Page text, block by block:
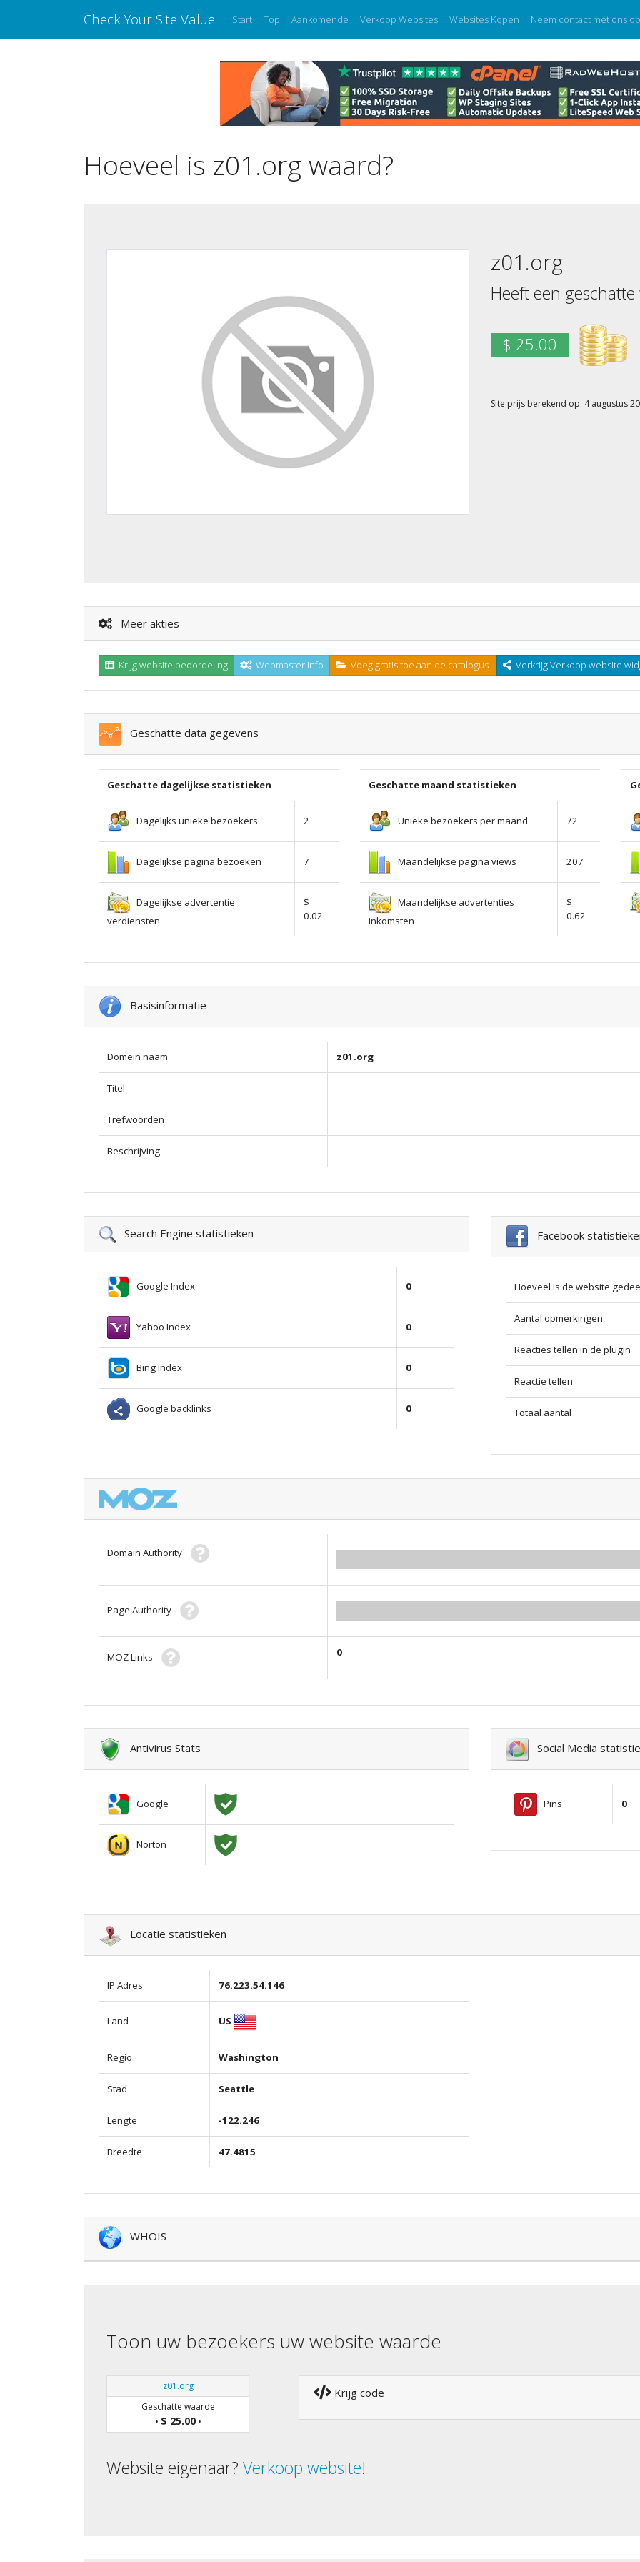
Check Your Site Value Start Top Aankomende Verkoop Websites Websites Kopen Neem contact met ons op
Hoeveel is z01.org waard?
z01.org
Heeft een
$ 25.00
Site prijs berekend op: 4 augustus
Meer akties
Krijg website beoordeling Webmaster info Voeg gratis toe aan de catalogus. Verkrijg Verkoop website
Geschatte data gegevens
Geschatte dagelijkse statistieken
Dagelijks unieke bezoekers 2
Dagelijkse pagina bezoeken 7
Dagelijkse advertentie
verdiensten
$
0.02
Geschatte maand statistieken
Unieke bezoekers per maand 72
Maandelijkse pagina views 207
Maandelijkse advertenties
inkomsten
$
0.62
Basisinformatie
Domein naam z01.org
Titel
Trefwoorden
Beschrijving
Search Engine statistieken
Google Index 0
Yahoo Index 0
Bing Index 0
Google backlinks 0
Facebook
Hoeveel is de website
Aantal opmerkingen
Reacties tellen in de plugin
Reactie tellen
Totaal aantal
Domain Authority
Page Authority
MOZ Links 0
Antivirus Stats
Google
Norton
Social Media
Pins 0
Locatie statistieken
IP Adres 76.223.54.146
Land US
Regio Washington
Stad Seattle
Lengte -122.246
Breedte 47.4815
WHOIS
Toon uw bezoekers uw website waarde
z01.org
Geschatte waarde
• $ 25.00•
Krijg code
Website eigenaar? Verkoop website!